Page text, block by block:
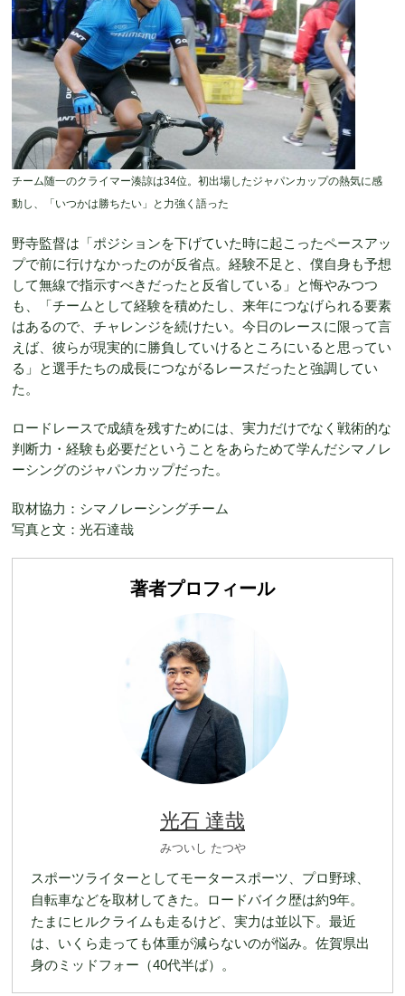
チーム随一のクライマー湊諒は34位。初出場したジャパンカップの熱気に感
動し、「いつかは勝ちたい」と力強く語った
野寺監督は「ポジションを下げていた時に起こったペースアッ
プで前に行けなかったのが反省点。経験不足と、僕自身も予想
して無線で指示すべきだったと反省している」と悔やみつつ
も、「チームとして経験を積めたし、来年につなげられる要素
はあるので、チャレンジを続けたい。今日のレースに限って言
えば、彼らが現実的に勝負していけるところにいると思ってい
る」と選手たちの成長につながるレースだったと強調してい
た。
ロードレースで成績を残すためには、実力だけでなく戦術的な
判断力・経験も必要だということをあらためて学んだシマノレ
ーシングのジャパンカップだった。
取材協力：シマノレーシングチーム
写真と文：光石達哉
著者プロフィール
光石 達哉
みついし たつや
スポーツライターとしてモータースポーツ、プロ野球、
自転車などを取材してきた。ロードバイク歴は約9年。
たまにヒルクライムも走るけど、実力は並以下。最近
は、いくら走っても体重が減らないのが悩み。佐賀県出
身のミッドフォー（40代半ば）。